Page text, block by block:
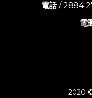
電話/ 2884
電
2020